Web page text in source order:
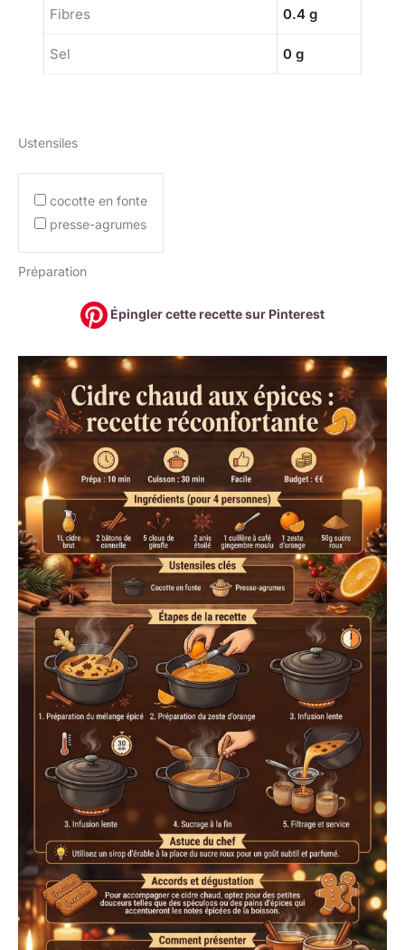
Fibres 0.4 g
Sel 0 g
Ustensiles
cocotte en fonte
presse-agrumes
Préparation
Épingler cette recette sur Pinterest